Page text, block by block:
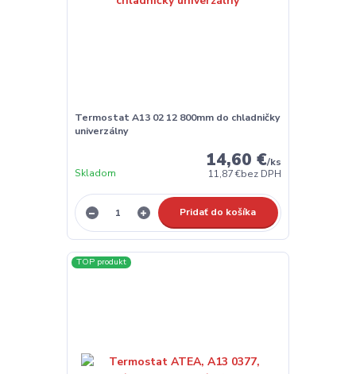
Termostat A13 02 12 800mm do chladničky
univerzálny
14,60 €/ks
11,87 €bez DPH
Skladom
Pridať do košíka
TOP produkt